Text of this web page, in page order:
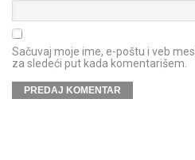
Sačuvaj moje ime, e-poštu i veb
za sledeći put kada komentarišem.